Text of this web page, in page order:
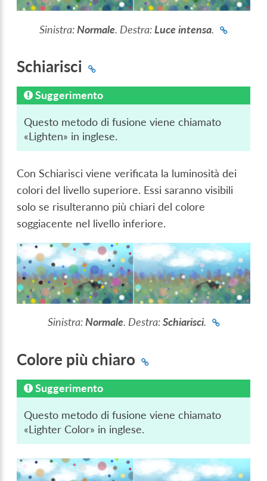
Sinistra: Normale. Destra: Luce intensa.
Schiarisci
Suggerimento
Questo metodo di fusione viene chiamato
«Lighten» in inglese.
Con Schiarisci viene verificata la luminosità dei
colori del livello superiore. Essi saranno visibili
solo se risulteranno più chiari del colore
soggiacente nel livello inferiore.
Sinistra:Normale. Destra:Schiarisci.
Colore più chiaro
Suggerimento
Questo metodo di fusione viene chiamato
«Lighter Color» in inglese.